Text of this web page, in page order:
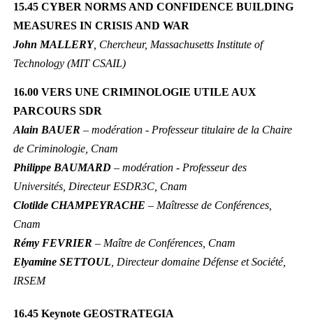
15.45 CYBER NORMS AND CONFIDENCE BUILDING
MEASURES IN CRISIS AND WAR
John MALLERY, Chercheur, Massachusetts Institute of
Technology (MIT CSAIL)
16.00 VERS UNE CRIMINOLOGIE UTILE AUX
PARCOURS SDR
Alain BAUER – modération - Professeur titulaire de la Chaire
de Criminologie, Cnam
Philippe BAUMARD – modération - Professeur des
Universités, Directeur ESDR3C, Cnam
Clotilde CHAMPEYRACHE – Maîtresse de Conférences,
Cnam
Rémy FEVRIER – Maître de Conférences, Cnam
Elyamine SETTOUL, Directeur domaine Défense et Société,
IRSEM
16.45 Keynote GEOSTRATEGIA